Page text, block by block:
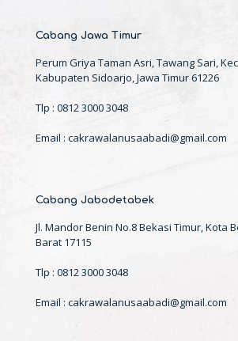
Cabang Jawa Timur
Perum Griya Taman Asri, Tawang Sari,
Kabupaten Sidoarjo, Jawa Timur 61226
Tlp : 0812 3000 3048
Email : cakrawalanusaabadi@gmail.com
Cabang Jabodetabek
Jl. Mandor Benin No.8 Bekasi Timur, Kota
Barat 17115
Tlp : 0812 3000 3048
Email : cakrawalanusaabadi@gmail.com